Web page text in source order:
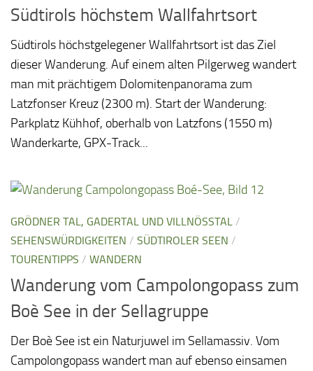
Südtirols höchstem Wallfahrtsort
Südtirols höchstgelegener Wallfahrtsort ist das Ziel
dieser Wanderung. Auf einem alten Pilgerweg wandert
man mit prächtigem Dolomitenpanorama zum
Latzfonser Kreuz (2300 m). Start der Wanderung:
Parkplatz Kühhof, oberhalb von Latzfons (1550 m)
Wanderkarte, GPX-Track...
GRÖDNER TAL, GADERTAL UND VILLNÖSSTAL
/
SEHENSWÜRDIGKEITEN / SÜDTIROLER SEEN /
TOURENTIPPS / WANDERN
Wanderung vom Campolongopass zum
Boè See in der Sellagruppe
Der Boè See ist ein Naturjuwel im Sellamassiv. Vom
Campolongopass wandert man auf ebenso einsamen